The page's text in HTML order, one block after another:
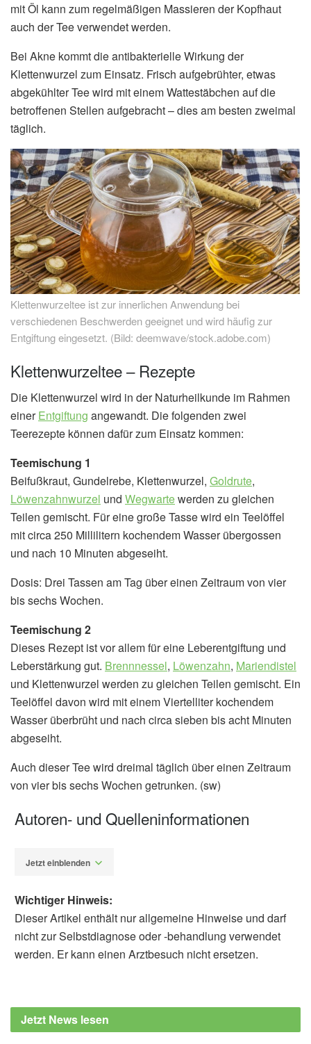
mit Öl kann zum regelmäßigen Massieren der Kopfhaut
auch der Tee verwendet werden.
Bei Akne kommt die antibakterielle Wirkung der
Klettenwurzel zum Einsatz. Frisch aufgebrühter, etwas
abgekühlter Tee wird mit einem Wattestäbchen auf die
betroffenen Stellen aufgebracht – dies am besten zweimal
täglich.
Klettenwurzeltee ist zur innerlichen Anwendung bei
verschiedenen Beschwerden geeignet und wird häufig zur
Entgiftung eingesetzt. (Bild: deemwave/stock.adobe.com)
Klettenwurzeltee – Rezepte
Die Klettenwurzel wird in der Naturheilkunde im Rahmen
einerEntgiftung angewandt. Die folgenden zwei
Teerezepte können dafür zum Einsatz kommen:
Teemischung 1
Beifußkraut, Gundelrebe, Klettenwurzel, Goldrute,
Löwenzahnwurzel und Wegwartewerden zu gleichen
Teilen gemischt. Für eine große Tasse wird ein Teelöffel
mit circa 250 Millilitern kochendem Wasser übergossen
und nach 10 Minuten abgeseiht.
Dosis: Drei Tassen am Tag über einen Zeitraum von vier
bis sechs Wochen.
Teemischung 2
Dieses Rezept ist vor allem für eine Leberentgiftung und
Leberstärkung gut. Brennnessel, Löwenzahn, Mariendistel
und Klettenwurzel werden zu gleichen Teilen gemischt. Ein
Teelöffel davon wird mit einem Viertelliter kochendem
Wasser überbrüht und nach circa sieben bis acht Minuten
abgeseiht.
Auch dieser Tee wird dreimal täglich über einen Zeitraum
von vier bis sechs Wochen getrunken. (sw)
Autoren- und Quelleninformationen
Jetzt einblenden
von Bruchhausen, Franz: Hagers Handbuch
der Pharmazeutischen Praxis, Springer, 1999
Wichtiger Hinweis:
Dieser Artikel enthält nur allgemeine Hinweise und darf
nicht zur Selbstdiagnose oder -behandlung verwendet
werden. Er kann einen Arztbesuch nicht ersetzen.
Jetzt News lesen